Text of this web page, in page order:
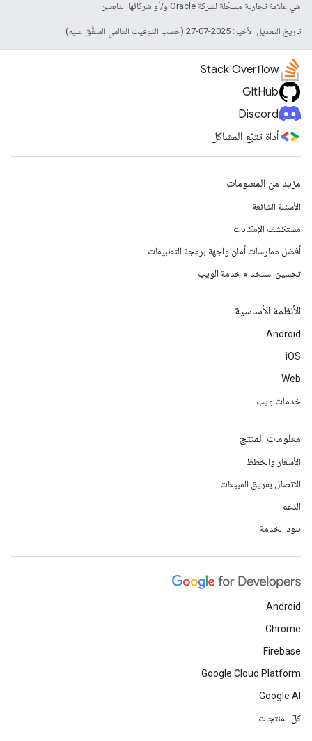
هي علامة تجارية مسجَّلة لشركة Oracle و/أو شركائها التابعين.
تاريخ التعديل الأخير: 2025-07-27 (حسب التوقيت العالمي المتفَّق عليه)
Stack Overflow
GitHub
Discord
أداة تتبّع المشاكل
مزيد من المعلومات
الأسئلة الشائعة
مستكشف الإمكانات
أفضل ممارسات أمان واجهة برمجة التطبيقات
تحسين استخدام خدمة الويب
الأنظمة الأساسية
Android
iOS
Web
خدمات ويب
معلومات المنتج
الأسعار والخطط
الاتصال بفريق المبيعات
الدعم
بنود الخدمة
Android
Chrome
Firebase
Google Cloud Platform
Google AI
كلّ المنتجات